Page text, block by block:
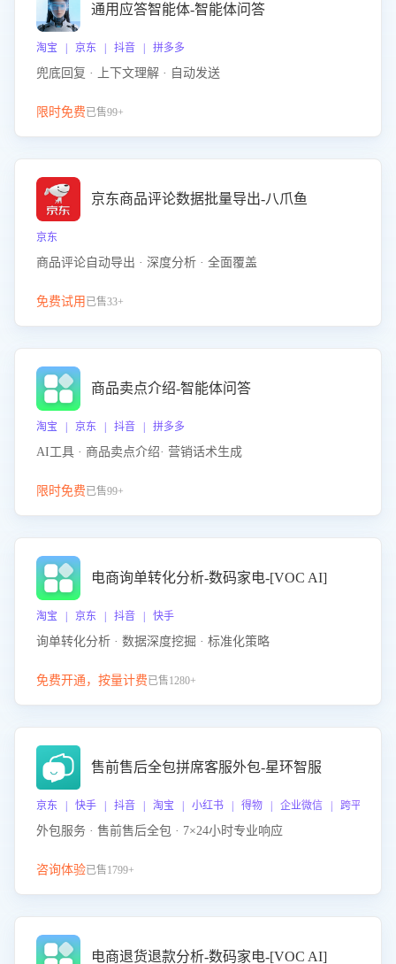
通用应答智能体-智能体问答
淘宝 | 京东 | 抖音 | 拼多多
兜底回复 · 上下文理解 · 自动发送
限时免费已售99+
京东商品评论数据批量导出-八爪鱼
京东
商品评论自动导出 · 深度分析 · 全面覆盖
免费试用 已售33+
商品卖点介绍-智能体问答
淘宝 | 京东 | 抖音 | 拼多多
AI工具 · 商品卖点介绍· 营销话术生成
限时免费已售99+
电商询单转化分析-数码家电-[VOC AI]
淘宝 | 京东 | 抖音 | 快手
询单转化分析 · 数据深度挖掘 · 标准化策略
免费开通，按量计费已售1280+
售前售后全包拼席客服外包-星环智服
京东 | 快手 | 抖音 | 淘宝 | 小红书 | 得物 | 企业微信 | 跨平台
外包服务 · 售前售后全包 · 7×24小时专业响应
咨询体验已售1799+
电商退货退款分析-数码家电-[VOC AI]